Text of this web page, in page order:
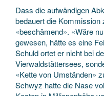
Dass die aufwändigen
bedauert die
«beschämend». «Wäre
gewesen, hätte es eine
Schuld ortet er nicht bei
Vierwaldstättersees,
«Kette von Umständen»
Schwyz hatte die Nase